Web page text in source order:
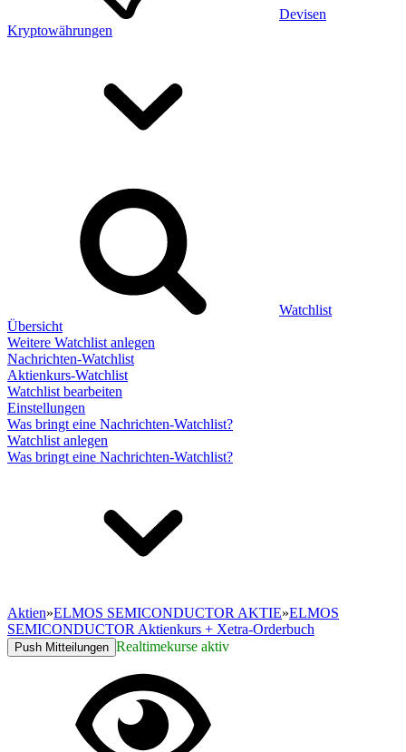
Devisen
Kryptowährungen
Watchlist
Übersicht
Weitere Watchlist anlegen
Nachrichten-Watchlist
Aktienkurs-Watchlist
Watchlist bearbeiten
Einstellungen
Was bringt eine Nachrichten-Watchlist?
Watchlist anlegen
Was bringt eine Nachrichten-Watchlist?
Aktien»ELMOS SEMICONDUCTOR AKTIE»ELMOS
SEMICONDUCTOR Aktienkurs + Xetra-Orderbuch
Push Mitteilungen Realtimekurse aktiv